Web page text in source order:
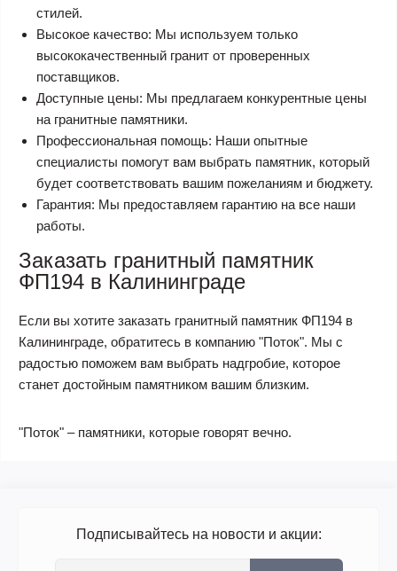
стилей.
Высокое качество: Мы используем только
высококачественный гранит от проверенных
поставщиков.
Доступные цены: Мы предлагаем конкурентные цены
на гранитные памятники.
Профессиональная помощь: Наши опытные
специалисты помогут вам выбрать памятник, который
будет соответствовать вашим пожеланиям и бюджету.
Гарантия: Мы предоставляем гарантию на все наши
работы.
Заказать гранитный памятник
ФП194 в Калининграде
Если вы хотите заказать гранитный памятник ФП194 в
Калининграде, обратитесь в компанию "Поток". Мы с
радостью поможем вам выбрать надгробие, которое
станет достойным памятником вашим близким.
"Поток" – памятники, которые говорят вечно.
Подписывайтесь на новости и акции: